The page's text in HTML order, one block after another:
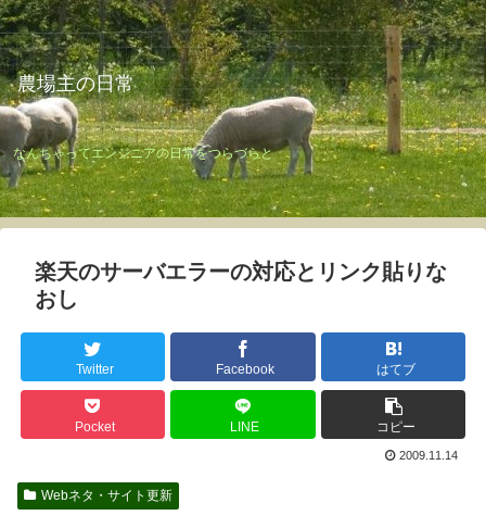
農場主の日常
なんちゃってエンジニアの日常をつらづらと
楽天のサーバエラーの対応とリンク貼りな
おし
Twitter Facebook はてブ
Pocket LINE コピー
2009.11.14
Webネタ・サイト更新